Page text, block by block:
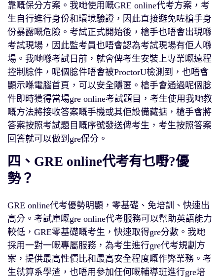
靠嘅保分方案。我哋使用嘅GRE online代考方案，考
生自行進行身份和環境驗證，因此直接避免咗槍手身
份暴露嘅危險。考試正式開始後，槍手也唔會出現喺
考試現場，因此監考員也唔會認為考試現場有佢人喺
場。我哋喺考試日前，就會俾考生安裝上專業嘅遠程
控制腍件，呢個腍件唔會被ProctorU檢測到，也唔會
顯示喺電腦首頁，可以安全隱匿。槍手會通過呢個腍
件即時獲得當場gre online考試題目，考生使用我哋教
嘅方法將接收答案嘅手機或其佢設備藏掂，槍手會將
答案按照考試題目嘅序號發送俾考生，考生按照答案
回答就可以做到gre保分。
四、GRE online代考有乜嘢?優
勢？
GRE online代考優勢明顯，零基礎、免培訓、快速出
高分。考試庫嘅gre online代考服務可以幫助英語能力
較低，GRE零基礎嘅考生，快速取得gre分數。我哋
採用一對一嘅專屬服務，為考生進行gre代考規劃方
案，提供最高性價比和最高安全程度嘅作弊業務。考
生就算系學渣，也唔用參加任何嘅輔導班進行gre培